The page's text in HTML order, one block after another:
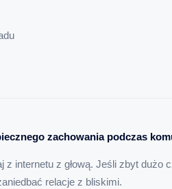
zachowania podczas
z internetu z głową. Jeśli zbyt
relacje z bliskimi.